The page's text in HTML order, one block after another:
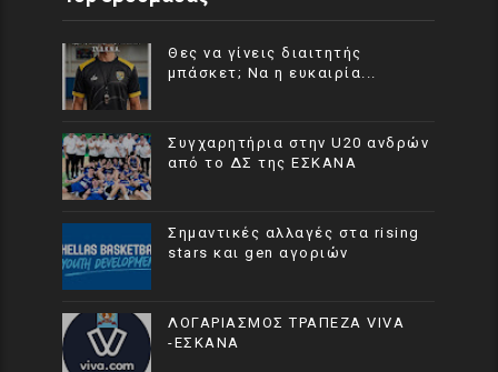
Θες να γίνεις διαιτητής
μπάσκετ; Να η ευκαιρία...
Συγχαρητήρια στην U20 ανδρών
από το ΔΣ της ΕΣΚΑΝΑ
Σημαντικές αλλαγές στα rising
stars και gen αγοριών
ΛΟΓΑΡΙΑΣΜΟΣ ΤΡΑΠΕΖΑ VIVA
-ΕΣΚΑΝΑ